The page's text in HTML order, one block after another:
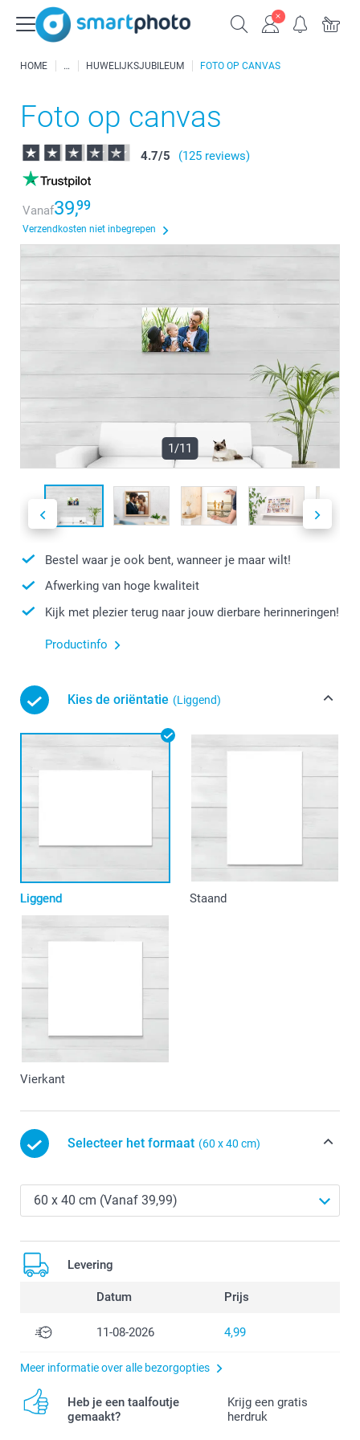
HOME HUWELIJKSJUBILEUM FOTO OP CANVAS
Foto op canvas
4.7/5 (125 reviews)
Vanaf39,99
Verzendkosten niet inbegrepen
1/11
Bestel waar je ook bent, wanneer je maar wilt!
Afwerking van hoge kwaliteit
Kijk met plezier terug naar jouw dierbare herinneringen!
Productinfo
Kies de oriëntatie (Liggend)
Liggend Staand
Vierkant
Selecteer het formaat (60 x 40 cm)
Levering
Datum Prijs
11-08-2026 4,99
Meer informatie over alle bezorgopties
Heb je een taalfoutje
gemaakt?
Krijg een gratis
herdruk